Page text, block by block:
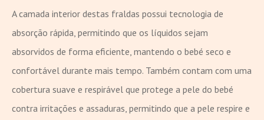
A camada interior destas fraldas possui tecnologia de
absorção rápida, permitindo que os líquidos sejam
absorvidos de forma eficiente, mantendo o bebé seco e
confortável durante mais tempo. Também contam com uma
cobertura suave e respirável que protege a pele do bebé
contra irritações e assaduras, permitindo que a pele respire e